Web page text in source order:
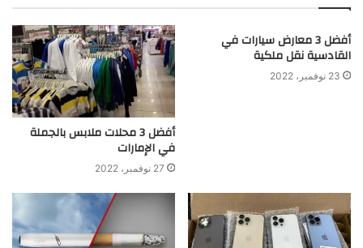
أفضل 3 معارض سيارات في
القادسية نقل ملكية
23 نوفمبر، 2022
أفضل 3 محلات ملابس بالجملة
في الإمارات
27 نوفمبر، 2022